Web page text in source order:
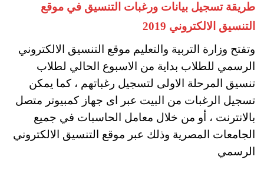
طريقة تسجيل بيانات ورغبات التنسيق في موقع
التنسيق الالكتروني 2019
وتفتح وزارة التربية والتعليم موقع التنسيق الالكتروني
الرسمي للطلاب بداية من الاسبوع الحالي لطلاب
تنسيق المرحلة الاولى لتسجيل رغباتهم ، كما يمكن
تسجيل الرغبات من البيت عبر اى جهاز كمبيوتر متصل
بالانترنت ، أو من خلال معامل الحاسبات في جميع
الجامعات المصرية وذلك عبر موقع التنسيق الالكتروني
الرسمي